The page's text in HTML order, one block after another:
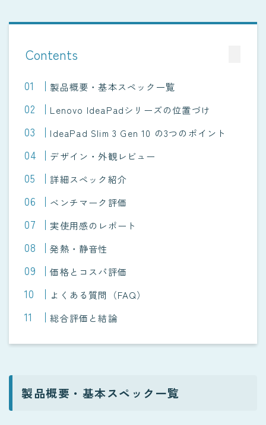
Contents
製品概要・基本スペック一覧
Lenovo IdeaPadシリーズの位置づけ
IdeaPad Slim 3 Gen 10 の3つのポイント
デザイン・外観レビュー
詳細スペック紹介
ベンチマーク評価
実使用感のレポート
発熱・静音性
価格とコスパ評価
よくある質問（FAQ）
総合評価と結論
製品概要・基本スペック一覧